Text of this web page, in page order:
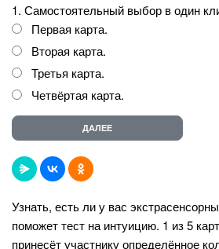
1. Самостоятельный выбор в один
Первая карта.
Вторая карта.
Третья карта.
Четвёртая карта.
Узнать, есть ли у вас
поможет тест на интуицию. 1 из 5
принесёт участнику определённое